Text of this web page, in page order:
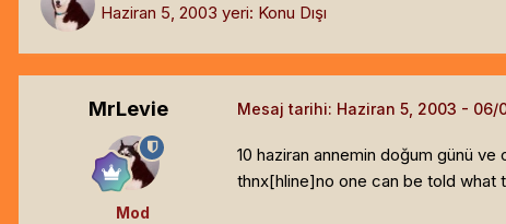
Haziran 5, 2003 yeri: Konu Dışı
MrLevie
Mod
Mesaj tarihi: Haziran 5, 2003
10 haziran annemin doğum günü
thnx[hline]no one can be told what